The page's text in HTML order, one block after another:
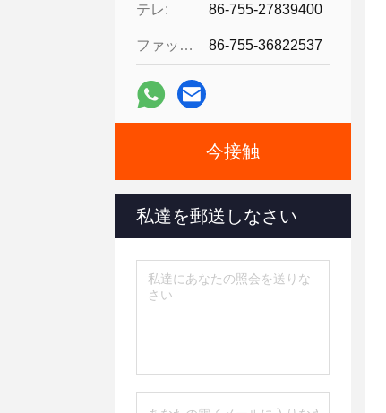
テレ: 86-755-27839400
ファックス: 86-755-36822537
今接触
私達を郵送しなさい